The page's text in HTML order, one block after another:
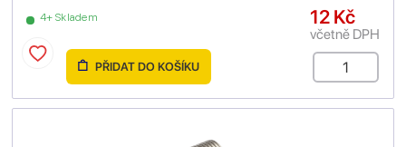
4+ Skladem 12 Kč
včetně DPH
PŘIDAT DO KOŠÍKU